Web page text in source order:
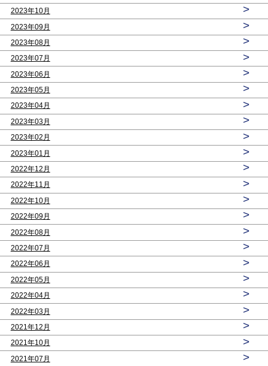
2023年10月 >
2023年09月 >
2023年08月 >
2023年07月 >
2023年06月 >
2023年05月 >
2023年04月 >
2023年03月 >
2023年02月 >
2023年01月 >
2022年12月 >
2022年11月 >
2022年10月 >
2022年09月 >
2022年08月 >
2022年07月 >
2022年06月 >
2022年05月 >
2022年04月 >
2022年03月 >
2021年12月 >
2021年10月 >
2021年07月 >